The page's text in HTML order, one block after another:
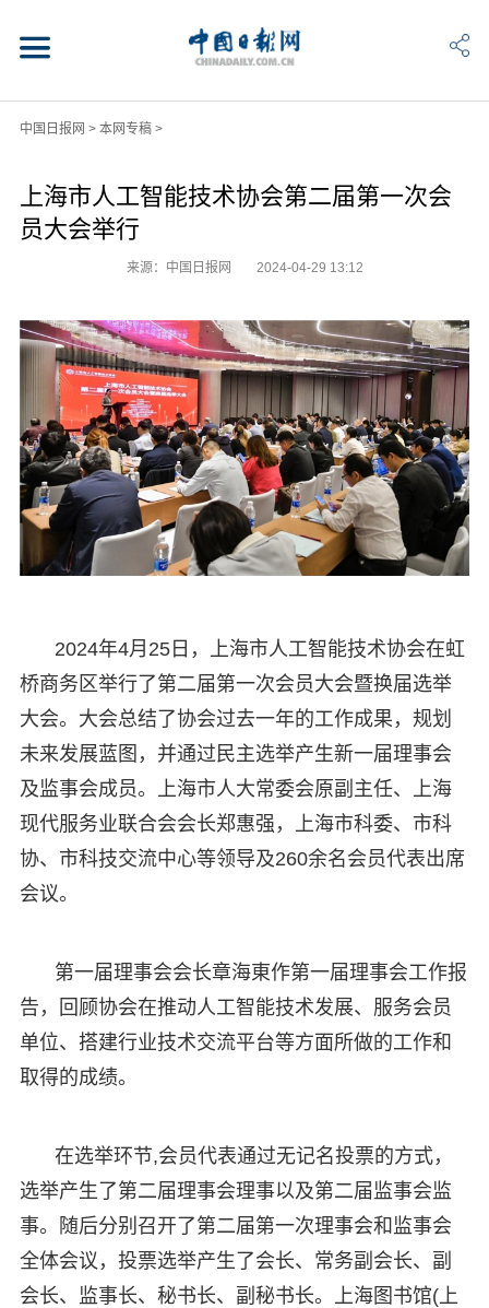
中国日报网 > 本网专稿>
上海市人工智能技术协会第二届第一次会
员大会举行
来源：中国日报网 2024-04-29 13:12
2024年4月25日，上海市人工智能技术协会在虹
桥商务区举行了第二届第一次会员大会暨换届选举
大会。大会总结了协会过去一年的工作成果，规划
未来发展蓝图，并通过民主选举产生新一届理事会
及监事会成员。上海市人大常委会原副主任、上海
现代服务业联合会会长郑惠强，上海市科委、市科
协、市科技交流中心等领导及260余名会员代表出席
会议。
第一届理事会会长章海東作第一届理事会工作报
告，回顾协会在推动人工智能技术发展、服务会员
单位、搭建行业技术交流平台等方面所做的工作和
取得的成绩。
在选举环节,会员代表通过无记名投票的方式，
选举产生了第二届理事会理事以及第二届监事会监
事。随后分别召开了第二届第一次理事会和监事会
全体会议，投票选举产生了会长、常务副会长、副
会长、监事长、秘书长、副秘书长。上海图书馆(上